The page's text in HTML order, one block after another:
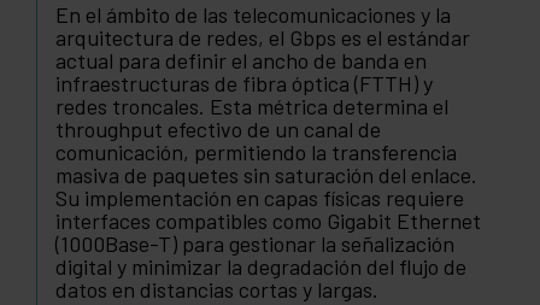
En el ámbito de las telecomunicaciones y la
arquitectura de redes, el Gbps es el estándar
actual para definir el ancho de banda en
infraestructuras de fibra óptica (FTTH) y
redes troncales. Esta métrica determina el
throughput efectivo de un canal de
comunicación, permitiendo la transferencia
masiva de paquetes sin saturación del enlace.
Su implementación en capas físicas requiere
interfaces compatibles como Gigabit Ethernet
(1000Base-T) para gestionar la señalización
digital y minimizar la degradación del flujo de
datos en distancias cortas y largas.